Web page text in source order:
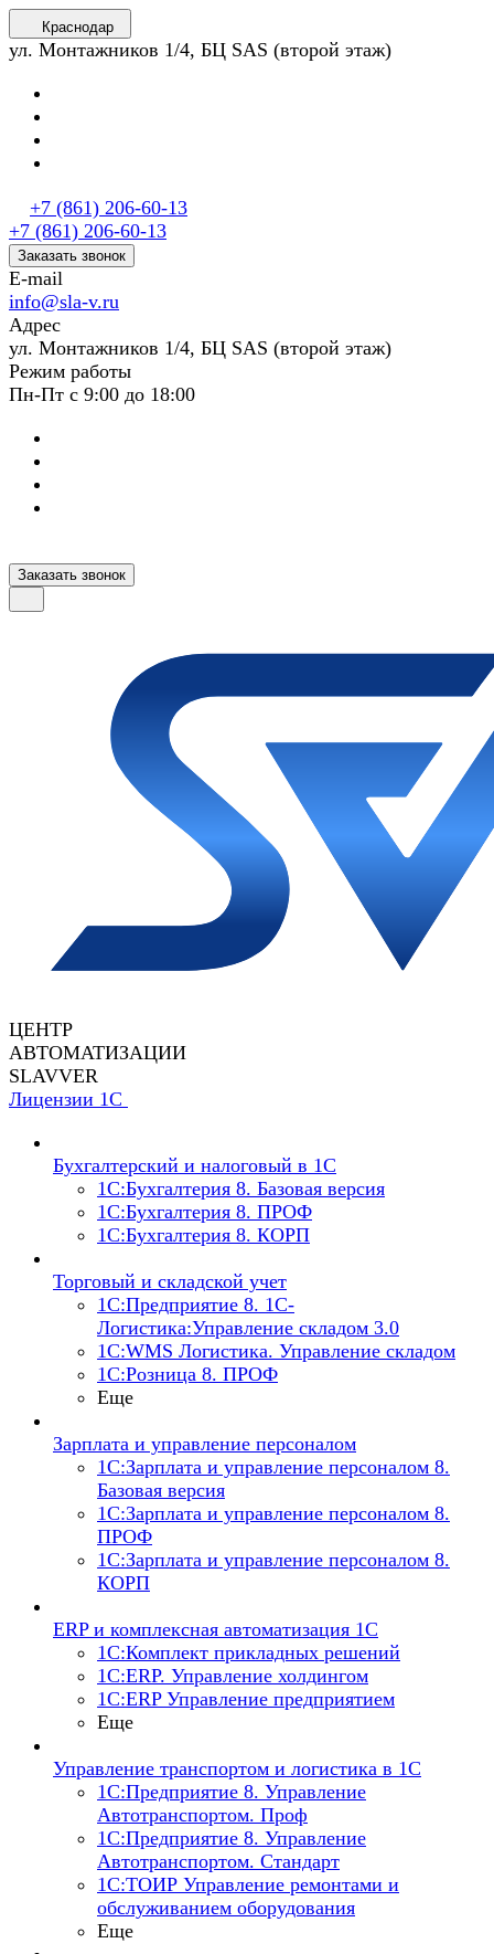
Краснодар
ул. Монтажников 1/4, БЦ SAS (второй этаж)
+7 (861) 206-60-13
+7 (861) 206-60-13
Заказать звонок
E-mail
info@sla-v.ru
Адрес
ул. Монтажников 1/4, БЦ SAS (второй этаж)
Режим работы
Пн-Пт с 9:00 до 18:00
Заказать звонок
ЦЕНТР
АВТОМАТИЗАЦИИ
SLAVVER
Лицензии 1С
Бухгалтерский и налоговый в 1С
1C:Бухгалтерия 8. Базовая версия
1C:Бухгалтерия 8. ПРОФ
1C:Бухгалтерия 8. КОРП
Торговый и складской учет
1С:Предприятие 8. 1С-
Логистика:Управление складом 3.0
1С:WMS Логистика. Управление складом
1С:Розница 8. ПРОФ
Еще
Зарплата и управление персоналом
1С:Зарплата и управление персоналом 8.
Базовая версия
1С:Зарплата и управление персоналом 8.
ПРОФ
1С:Зарплата и управление персоналом 8.
КОРП
ERP и комплексная автоматизация 1С
1С:Комплект прикладных решений
1С:ERP. Управление холдингом
1С:ERP Управление предприятием
Еще
Управление транспортом и логистика в 1С
1С:Предприятие 8. Управление
Автотранспортом. Проф
1С:Предприятие 8. Управление
Автотранспортом. Стандарт
1С:ТОИР Управление ремонтами и
обслуживанием оборудования
Еще